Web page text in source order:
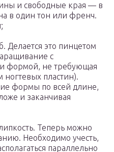
и свободные края — в
в один тон или френч.
Делается это пинцетом
с
формой, не требующая
ногтевых пластин).
формы по всей длине,
и заканчивая
Теперь можно
Необходимо учесть,
параллельно